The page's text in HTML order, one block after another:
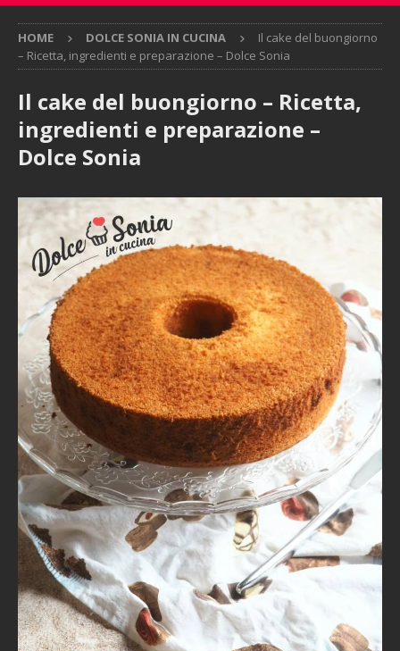
HOME DOLCE SONIA IN CUCINA
Il cake del buongiorno
– Ricetta, ingredienti e preparazione – Dolce Sonia
Il cake del buongiorno – Ricetta,
ingredienti e preparazione –
Dolce Sonia